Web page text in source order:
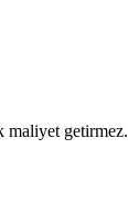
maliyet getirmez.